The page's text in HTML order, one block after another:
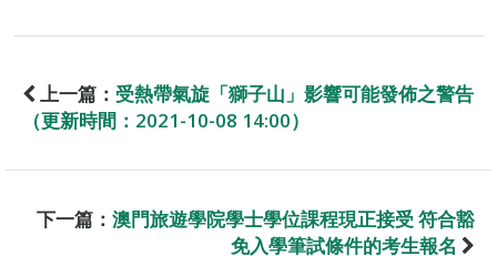
上一篇： 受熱帶氣旋「獅子山」影響可能發佈之警告
（更新時間：2021-10-08 14:00）
下一篇： 澳門旅遊學院學士學位課程現正接受 符合豁
免入學筆試條件的考生報名